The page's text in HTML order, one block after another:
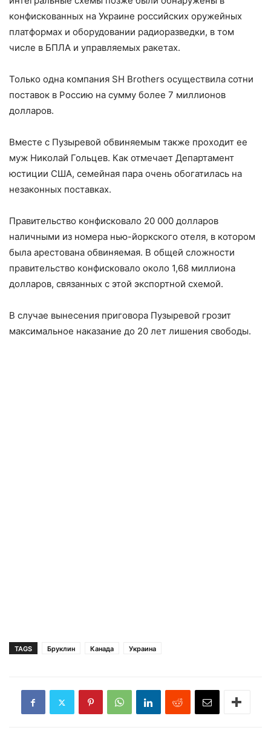
конфискованных на Украине российских оружейных
платформах и оборудовании радиоразведки, в том
числе в БПЛА и управляемых ракетах.
Только одна компания SH Brothers осуществила сотни
поставок в Россию на сумму более 7 миллионов
долларов.
Вместе с Пузыревой обвиняемым также проходит ее
муж Николай Гольцев. Как отмечает Департамент
юстиции США, семейная пара очень обогатилась на
незаконных поставках.
Правительство конфисковало 20 000 долларов
наличными из номера нью-йоркского отеля, в котором
была арестована обвиняемая. В общей сложности
правительство конфисковало около 1,68 миллиона
долларов, связанных с этой экспортной схемой.
В случае вынесения приговора Пузыревой грозит
максимальное наказание до 20 лет лишения свободы.
TAGS Бруклин Канада Украина